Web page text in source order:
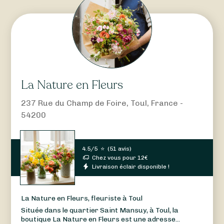
La Nature en Fleurs
237 Rue du Champ de Foire, Toul, France -
54200
4.5/5 ⭐ (51 avis)
Chez vous pour12€
Livraison éclair disponible !
La Nature en Fleurs, fleuriste à Toul
Située dans le quartier Saint Mansuy, à Toul, la
boutique La Nature en Fleurs est une adresse...